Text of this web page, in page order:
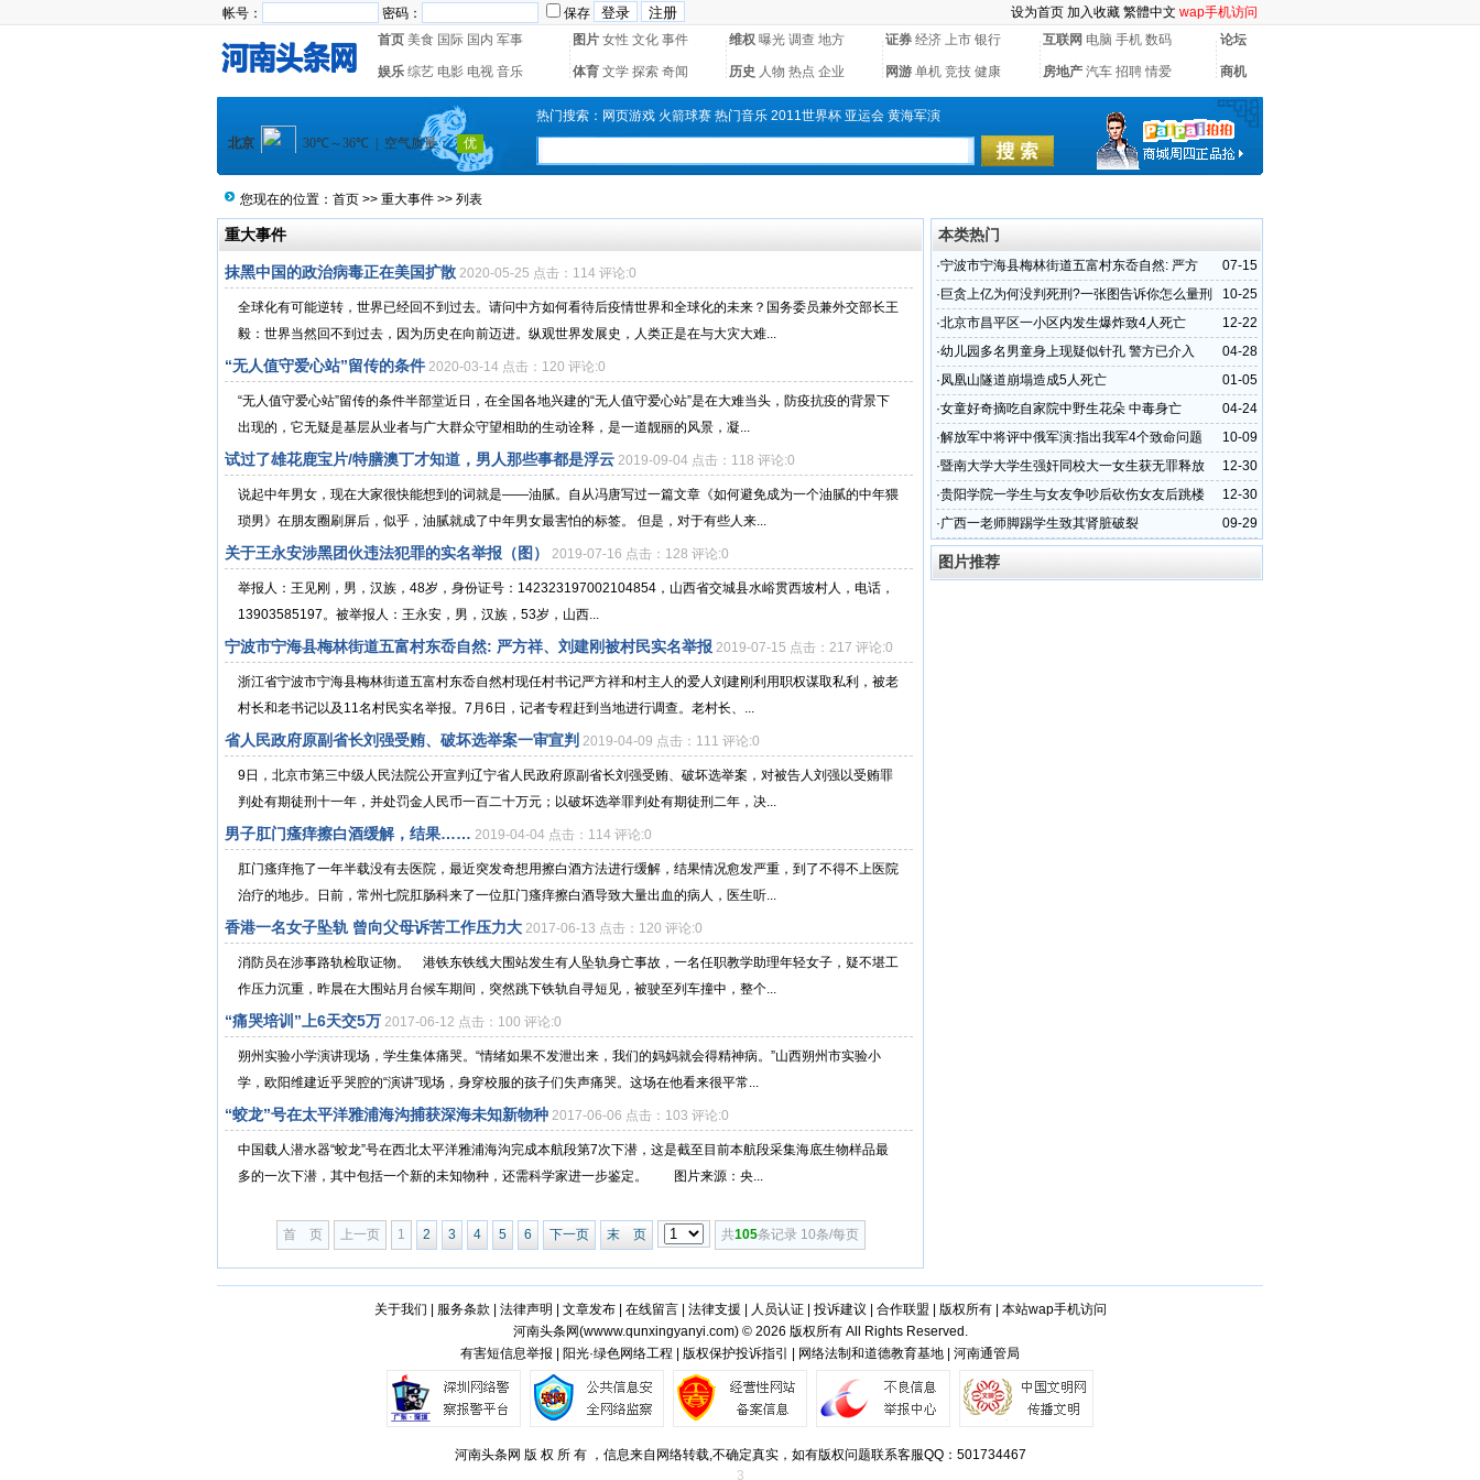
帐号： 密码： 保存 设为首页 加入收藏 繁體中文 wap手机访问
首页 美食 国际 国内 军事 图片 女性 文化 事件 维权 曝光 调查 地方 证券 经济 上市 银行 互联网 电脑 手机 数码 论坛
娱乐 综艺 电影 电视 音乐 体育 文学 探索 奇闻 历史 人物 热点 企业 网游 单机 竞技 健康 房地产 汽车 招聘 情爱 商机
热门搜索： 网页游戏 火箭球赛 热门音乐 2011世界杯 亚运会 黄海军演
您现在的位置： 首页 >> 重大事件 >> 列表
重大事件
抹黑中国的政治病毒正在美国扩散 2020-05-25 点击：114 评论:0
全球化有可能逆转，世界已经回不到过去。请问中方如何看待后疫情世界和全球化的未来？国务委员兼外交部长王
毅：世界当然回不到过去，因为历史在向前迈进。纵观世界发展史，人类正是在与大灾大难...
“无人值守爱心站”留传的条件 2020-03-14 点击：120 评论:0
“无人值守爱心站”留传的条件半部堂近日，在全国各地兴建的“无人值守爱心站”是在大难当头，防疫抗疫的背景下
出现的，它无疑是基层从业者与广大群众守望相助的生动诠释，是一道靓丽的风景，凝...
试过了雄花鹿宝片/特膳澳丁才知道，男人那些事都是浮云 2019-09-04 点击：118 评论:0
说起中年男女，现在大家很快能想到的词就是——油腻。自从冯唐写过一篇文章《如何避免成为一个油腻的中年猥
琐男》在朋友圈刷屏后，似乎，油腻就成了中年男女最害怕的标签。 但是，对于有些人来...
关于王永安涉黑团伙违法犯罪的实名举报（图） 2019-07-16 点击：128 评论:0
举报人：王见刚，男，汉族，48岁，身份证号：142323197002104854，山西省交城县水峪贯西坡村人，电话，
13903585197。被举报人：王永安，男，汉族，53岁，山西...
宁波市宁海县梅林街道五富村东岙自然: 严方祥、刘建刚被村民实名举报 2019-07-15 点击：217 评论:0
浙江省宁波市宁海县梅林街道五富村东岙自然村现任村书记严方祥和村主人的爱人刘建刚利用职权谋取私利，被老
村长和老书记以及11名村民实名举报。7月6日，记者专程赶到当地进行调查。老村长、...
省人民政府原副省长刘强受贿、破坏选举案一审宣判 2019-04-09 点击：111 评论:0
9日，北京市第三中级人民法院公开宣判辽宁省人民政府原副省长刘强受贿、破坏选举案，对被告人刘强以受贿罪
判处有期徒刑十一年，并处罚金人民币一百二十万元；以破坏选举罪判处有期徒刑二年，决...
男子肛门瘙痒擦白酒缓解，结果…… 2019-04-04 点击：114 评论:0
肛门瘙痒拖了一年半载没有去医院，最近突发奇想用擦白酒方法进行缓解，结果情况愈发严重，到了不得不上医院
治疗的地步。日前，常州七院肛肠科来了一位肛门瘙痒擦白酒导致大量出血的病人，医生听...
香港一名女子坠轨 曾向父母诉苦工作压力大 2017-06-13 点击：120 评论:0
消防员在涉事路轨检取证物。 港铁东铁线大围站发生有人坠轨身亡事故，一名任职教学助理年轻女子，疑不堪工
作压力沉重，昨晨在大围站月台候车期间，突然跳下铁轨自寻短见，被驶至列车撞中，整个...
“痛哭培训”上6天交5万 2017-06-12 点击：100 评论:0
朔州实验小学演讲现场，学生集体痛哭。“情绪如果不发泄出来，我们的妈妈就会得精神病。”山西朔州市实验小
学，欧阳维建近乎哭腔的“演讲”现场，身穿校服的孩子们失声痛哭。这场在他看来很平常...
“蛟龙”号在太平洋雅浦海沟捕获深海未知新物种 2017-06-06 点击：103 评论:0
中国载人潜水器“蛟龙”号在西北太平洋雅浦海沟完成本航段第7次下潜，这是截至目前本航段采集海底生物样品最
多的一次下潜，其中包括一个新的未知物种，还需科学家进一步鉴定。 图片来源：央...
首 页 上一页 1 2 3 4 5 6 下一页 末 页 共105条记录 10条/每页
本类热门
07-15
·宁波市宁海县梅林街道五富村东岙自然: 严方
祥、刘建刚被村民实名举报
10-25
· 巨贪上亿为何没判死刑?一张图告诉你怎么量刑
的
12-22
·北京市昌平区一小区内发生爆炸致4人死亡
04-28
·幼儿园多名男童身上现疑似针孔 警方已介入
01-05
·凤凰山隧道崩塌造成5人死亡
04-24
·女童好奇摘吃自家院中野生花朵 中毒身亡
10-09
·解放军中将评中俄军演:指出我军4个致命问题
12-30
·暨南大学大学生强奸同校大一女生获无罪释放
12-30
·贵阳学院一学生与女友争吵后砍伤女友后跳楼
09-29
·广西一老师脚踢学生致其肾脏破裂
图片推荐
关于我们 服务条款 法律声明 文章发布| 在线留言| 法律支援 人员认证| 投诉建议 合作联盟 版权所有| 本站wap手机访问
河南头条网(wwww.qunxingyanyi.com) © 2026 版权所有 All Rights Reserved.
有害短信息举报 | 阳光·绿色网络工程 | 版权保护投诉指引 | 网络法制和道德教育基地 | 河南通管局
河南头条网 版 权 所 有 ，信息来自网络转载,不确定真实，如有版权问题联系客服QQ：501734467
3